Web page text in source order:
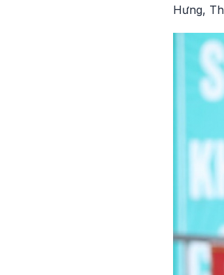
Hưng,